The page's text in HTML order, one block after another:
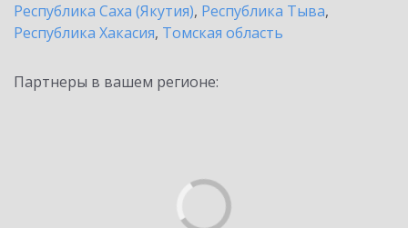
Республика Саха (Якутия), Республика Тыва,
Республика Хакасия, Томская область
Партнеры в вашем регионе: